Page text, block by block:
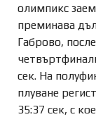
олимпикс
преминава
Габрово,
сек. На
плуване
35:37 сек, с